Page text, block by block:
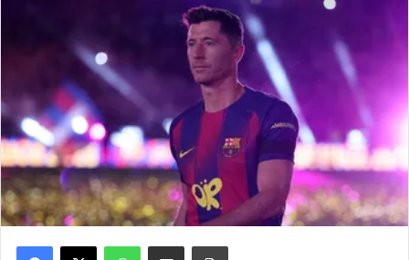
Facebook
X WhatsAppCompartir por correo electrónicoImprimir